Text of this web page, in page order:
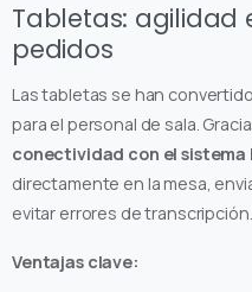
Tabletas: agilidad
pedidos
Las tabletas se han
para el personal de sala.
conectividad con el sistema
directamente en la mesa,
evitar errores de transcripción.
Ventajas clave: